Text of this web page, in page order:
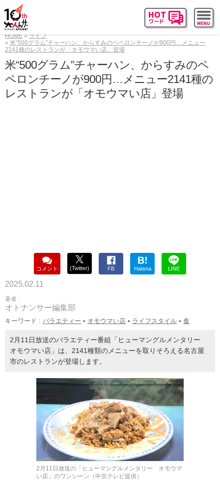
HOME
ライフ
米“500グラム”チャーハン、からすみのペペロンチーノが900円…メニュー
2141種のレストランが「オモウマい店」登場
米“500グラム”チャーハン、からすみのペ
ペロンチーノが900円…メニュー2141種の
レストランが「オモウマい店」登場
コメント (Twitter) FB
B!
Hatena LINE
2025.02.11
著者 :
オトナンサー編集部
キーワード : バラエティー • オモウマい店 • ライフスタイル • 食
2月11日放送のバラエティー番組「ヒューマングルメンタリー
オモウマい店」は、2141種類のメニューを取りそろえる名古屋
市のレストランが登場します。
2月11日放送の「ヒューマングルメンタリー オモウマ
い店」のワンシーン（中京テレビ提供）